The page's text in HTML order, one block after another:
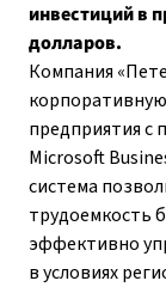
инвестиций в
долларов.
Компания
предприятия с
Microsoft
система
трудоемкость
эффективно
в условиях